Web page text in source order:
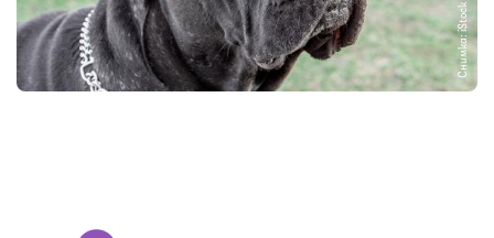
Снимка: iStock